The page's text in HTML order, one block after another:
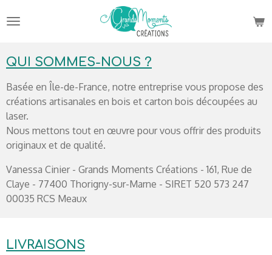
au
principal
QUI SOMMES-NOUS ?
Basée en Île-de-France, notre entreprise vous propose des
créations artisanales en bois et carton bois découpées au
laser.
Nous mettons tout en œuvre pour vous offrir des produits
originaux et de qualité.
Vanessa Cinier - Grands Moments Créations - 161, Rue de
Claye - 77400 Thorigny-sur-Marne - SIRET 520 573 247
00035 RCS Meaux
LIVRAISONS